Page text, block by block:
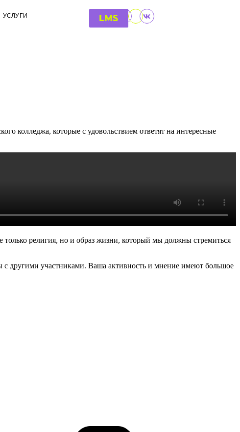
УСЛУГИ LMS
колледжа, которые с удовольствием ответят на интересные
религия, но и образ жизни, который мы должны стремиться
с другими участниками. Ваша активность и мнение имеют большое